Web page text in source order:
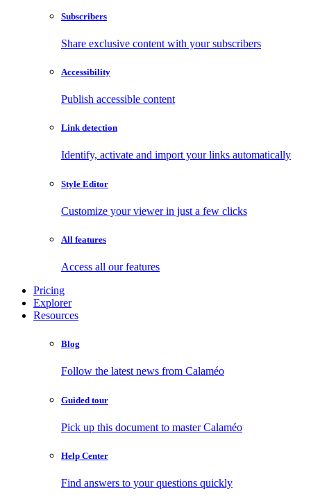
Subscribers
Share exclusive content with your subscribers
Accessibility
Publish accessible content
Link detection
Identify, activate and import your links automatically
Style Editor
Customize your viewer in just a few clicks
All features
Access all our features
Pricing
Explorer
Resources
Blog
Follow the latest news from Calaméo
Guided tour
Pick up this document to master Calaméo
Help Center
Find answers to your questions quickly